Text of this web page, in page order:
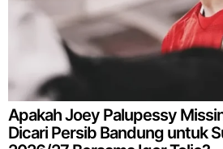
Apakah Joey Palupessy
Dicari Persib Bandung untuk